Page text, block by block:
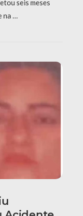
seis meses
na …